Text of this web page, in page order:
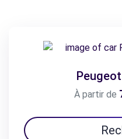
À partir de